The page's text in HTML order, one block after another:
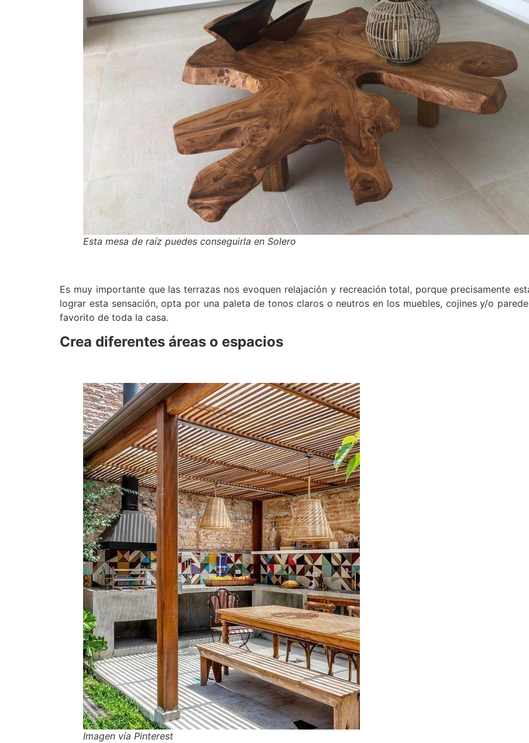
Esta mesa de raíz puedes conseguirla en Solero
Es muy importante que las terrazas nos evoquen relajación y recreación total, porque precisamente
lograr esta sensación, opta por una paleta de tonos claros o neutros en los muebles, cojines y/o
favorito de toda la casa.
Crea diferentes áreas o espacios
Imagen vía Pinterest